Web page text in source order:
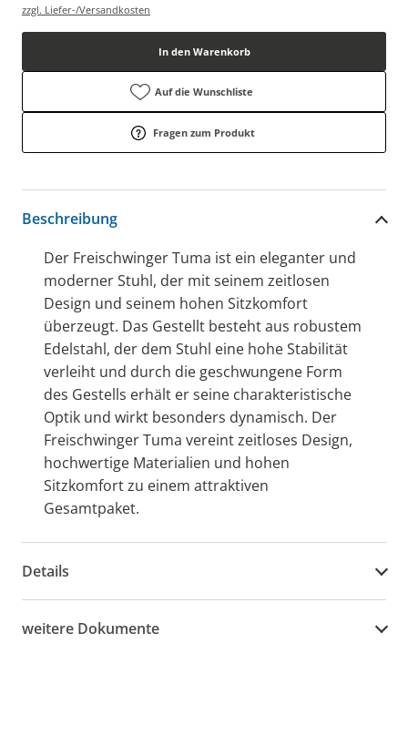
zzgl. Liefer-/Versandkosten
In den Warenkorb
Auf die Wunschliste
Fragen zum Produkt
Beschreibung
Der Freischwinger Tuma ist ein eleganter und
moderner Stuhl, der mit seinem zeitlosen
Design und seinem hohen Sitzkomfort
überzeugt. Das Gestellt besteht aus robustem
Edelstahl, der dem Stuhl eine hohe Stabilität
verleiht und durch die geschwungene Form
des Gestells erhält er seine charakteristische
Optik und wirkt besonders dynamisch. Der
Freischwinger Tuma vereint zeitloses Design,
hochwertige Materialien und hohen
Sitzkomfort zu einem attraktiven
Gesamtpaket.
Details
weitere Dokumente